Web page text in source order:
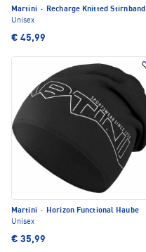
Martini · Recharge Knitted Stirnband
Unisex
€ 45,99
Martini · Horizon Functional Haube
Unisex
€ 35,99